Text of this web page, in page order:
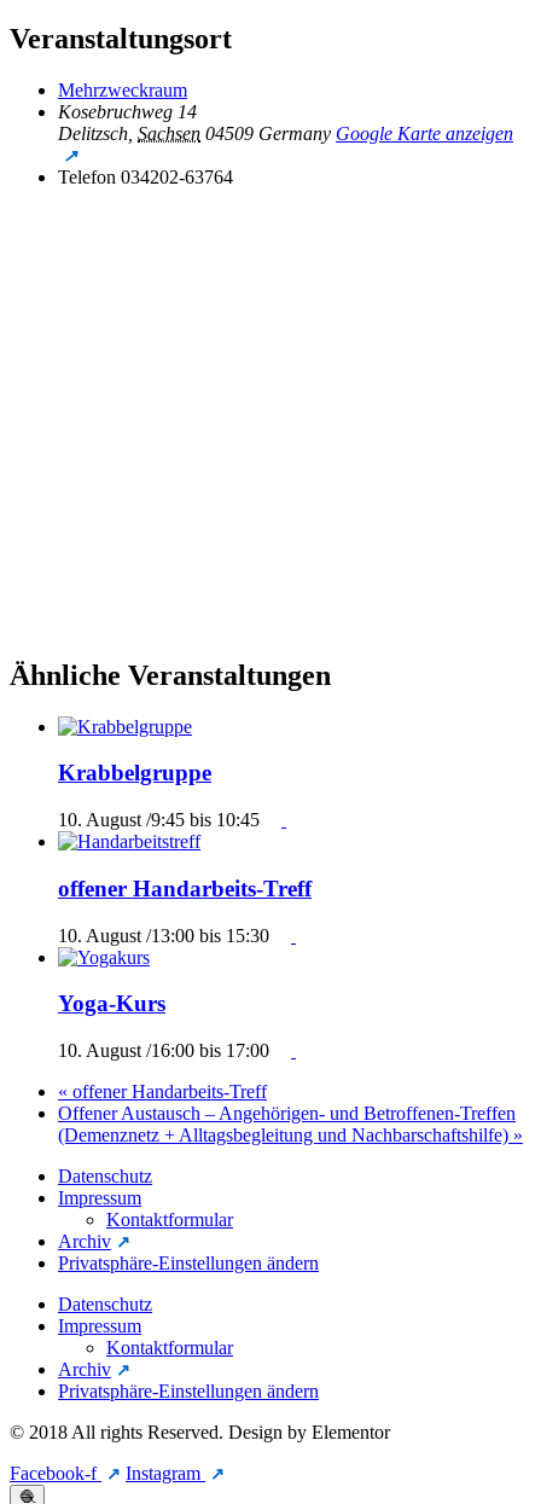
Veranstaltungsort
Mehrzweckraum
Kosebruchweg 14
Delitzsch Sachsen 04509 Germany Google Karte anzeigen
Telefon 034202-63764
Ähnliche Veranstaltungen
Krabbelgruppe
10. August /9:45 bis 10:45
offener Handarbeits-Treff
10. August /13:00 bis 15:30
Yoga-Kurs
10. August /16:00 bis 17:00
« offener Handarbeits-Treff
Offener Austausch – Angehörigen- und Betroffenen-Treffen
(Demenznetz + Alltagsbegleitung und Nachbarschaftshilfe) »
Datenschutz
Impressum
Kontaktformular
Archiv
Privatsphäre-Einstellungen ändern
Datenschutz
Impressum
Kontaktformular
Archiv
Privatsphäre-Einstellungen ändern
© 2018 All rights Reserved. Design by Elementor
Facebook-f
Instagram
🧶